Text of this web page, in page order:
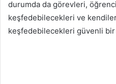
durumda da görevleri,
keşfedebilecekleri ve
keşfedebilecekleri güvenli bir